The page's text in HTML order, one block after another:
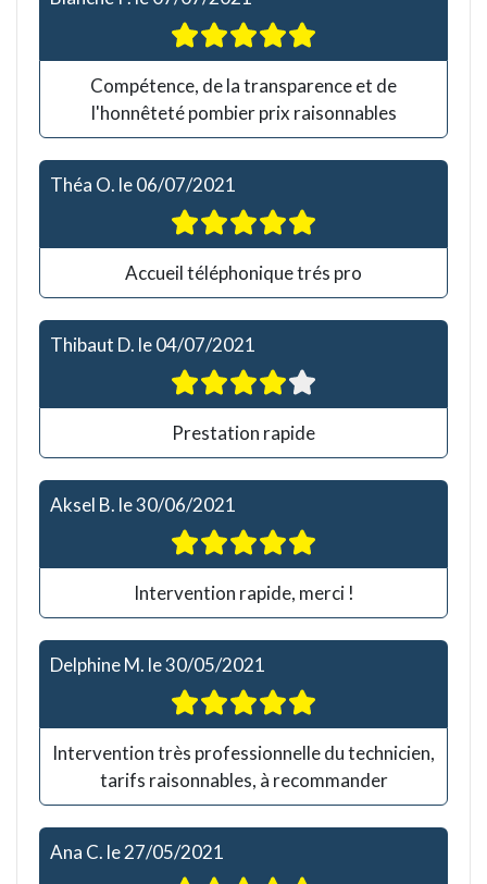
Compétence, de la transparence et de
l'honnêteté pombier prix raisonnables
Théa O. le06/07/2021
Accueil téléphonique trés pro
Thibaut D. le04/07/2021
Prestation rapide
Aksel B. le30/06/2021
Intervention rapide, merci !
Delphine M. le30/05/2021
Intervention très professionnelle du technicien,
tarifs raisonnables, à recommander
Ana C. le27/05/2021